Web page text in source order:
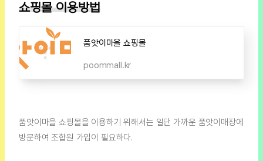
쇼핑몰 이용방법
품앗이마을 쇼핑몰
poommall.kr
품앗이마을 쇼핑몰을 이용하기 위해서는 일단 가까운 품앗이매장에
방문하여 조합원 가입이 필요하다.